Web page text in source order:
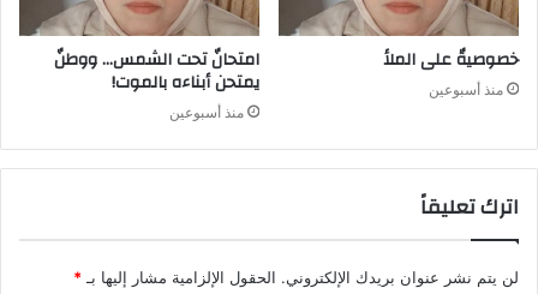
خصوصيةٌ على الملأ
منذ أسبوعين
امتحانٌ تحت الشمس… ووطنٌ
يمتحن أبناءه بالموت!
منذ أسبوعين
اترك تعليقاً
لن يتم نشر عنوان بريدك الإلكتروني. الحقول الإلزامية مشار إليها بـ *